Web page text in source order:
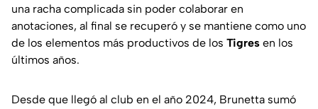
una racha complicada sin poder colaborar en
anotaciones, al final se recuperó y se mantiene como uno
de los elementos más productivos de los Tigres en los
últimos años.
Desde que llegó al club en el año 2024, Brunetta sumó